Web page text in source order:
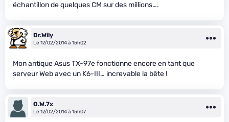
échantillon de quelques CM sur des millions….
Dr.Wily
Le 17/02/2014 à 15h02
Mon antique Asus TX-97e fonctionne encore en tant que
serveur Web avec un K6-III… increvable la bête !
O.W.7x
Le 17/02/2014 à 15h07